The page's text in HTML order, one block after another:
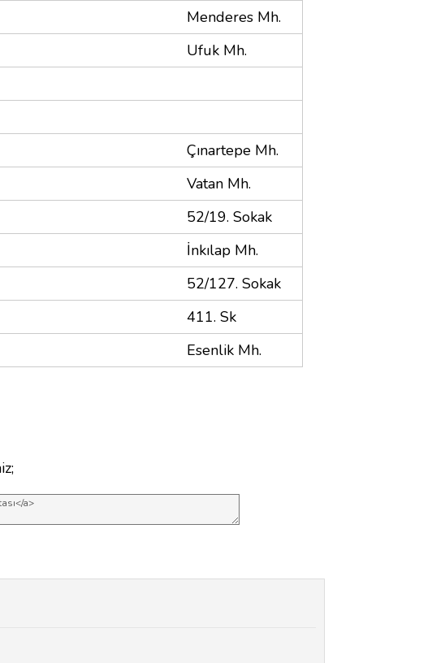
Menderes Mh.
Ufuk Mh.
Çınartepe Mh.
Vatan Mh.
52/19. Sokak
İnkılap Mh.
52/127. Sokak
411. Sk
Esenlik Mh.